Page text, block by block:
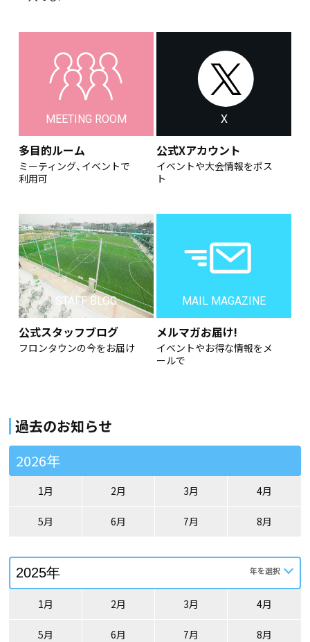
MEETING ROOM
多目的ルーム
ミーティング、イベントで
利用可
X
公式Xアカウント
イベントや大会情報をポス
ト
STAFF BLOG
公式スタッフブログ
フロンタウンの今をお届け
MAIL MAGAZINE
メルマガお届け!
イベントやお得な情報をメ
ールで
過去のお知らせ
2026年
1月 2月 3月 4月
5月 6月 7月 8月
1月 2月 3月 4月
5月 6月 7月 8月